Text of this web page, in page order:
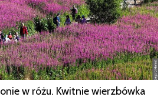
w różu. Kwitnie wierzbówka